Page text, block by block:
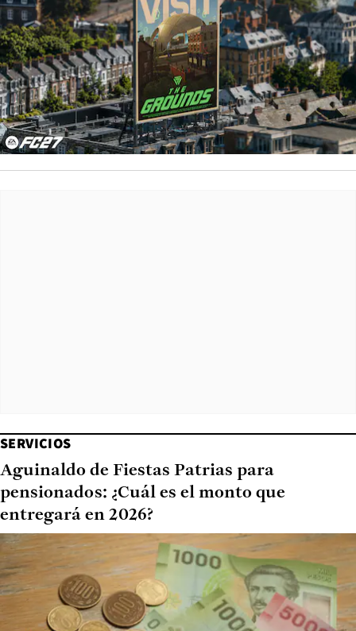
SERVICIOS
Aguinaldo de Fiestas Patrias para
pensionados: ¿Cuál es el monto que
entregará en 2026?